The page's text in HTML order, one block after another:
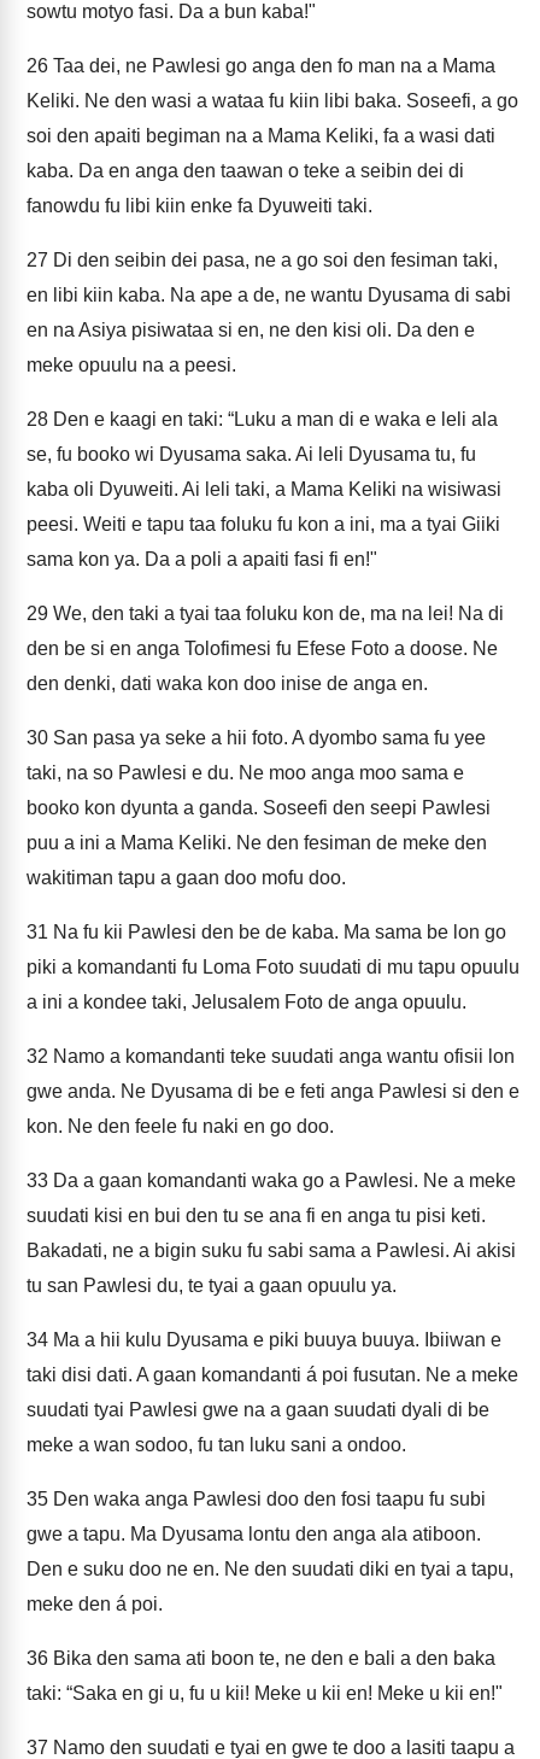
sowtu motyo fasi. Da a bun kaba!"
26 Taa dei, ne Pawlesi go anga den fo man na a Mama
Keliki. Ne den wasi a wataa fu kiin libi baka. Soseefi, a go
soi den apaiti begiman na a Mama Keliki, fa a wasi dati
kaba. Da en anga den taawan o teke a seibin dei di
fanowdu fu libi kiin enke fa Dyuweiti taki.
27 Di den seibin dei pasa, ne a go soi den fesiman taki,
en libi kiin kaba. Na ape a de, ne wantu Dyusama di sabi
en na Asiya pisiwataa si en, ne den kisi oli. Da den e
meke opuulu na a peesi.
28 Den e kaagi en taki: “Luku a man di e waka e leli ala
se, fu booko wi Dyusama saka. Ai leli Dyusama tu, fu
kaba oli Dyuweiti. Ai leli taki, a Mama Keliki na wisiwasi
peesi. Weiti e tapu taa foluku fu kon a ini, ma a tyai Giiki
sama kon ya. Da a poli a apaiti fasi fi en!"
29 We, den taki a tyai taa foluku kon de, ma na lei! Na di
den be si en anga Tolofimesi fu Efese Foto a doose. Ne
den denki, dati waka kon doo inise de anga en.
30 San pasa ya seke a hii foto. A dyombo sama fu yee
taki, na so Pawlesi e du. Ne moo anga moo sama e
booko kon dyunta a ganda. Soseefi den seepi Pawlesi
puu a ini a Mama Keliki. Ne den fesiman de meke den
wakitiman tapu a gaan doo mofu doo.
31 Na fu kii Pawlesi den be de kaba. Ma sama be lon go
piki a komandanti fu Loma Foto suudati di mu tapu opuulu
a ini a kondee taki, Jelusalem Foto de anga opuulu.
32 Namo a komandanti teke suudati anga wantu ofisii lon
gwe anda. Ne Dyusama di be e feti anga Pawlesi si den e
kon. Ne den feele fu naki en go doo.
33 Da a gaan komandanti waka go a Pawlesi. Ne a meke
suudati kisi en bui den tu se ana fi en anga tu pisi keti.
Bakadati, ne a bigin suku fu sabi sama a Pawlesi. Ai akisi
tu san Pawlesi du, te tyai a gaan opuulu ya.
34 Ma a hii kulu Dyusama e piki buuya buuya. Ibiiwan e
taki disi dati. A gaan komandanti á poi fusutan. Ne a meke
suudati tyai Pawlesi gwe na a gaan suudati dyali di be
meke a wan sodoo, fu tan luku sani a ondoo.
35 Den waka anga Pawlesi doo den fosi taapu fu subi
gwe a tapu. Ma Dyusama lontu den anga ala atiboon.
Den e suku doo ne en. Ne den suudati diki en tyai a tapu,
meke den á poi.
36 Bika den sama ati boon te, ne den e bali a den baka
taki: “Saka en gi u, fu u kii! Meke u kii en! Meke u kii en!"
37 Namo den suudati e tyai en gwe te doo a lasiti taapu a